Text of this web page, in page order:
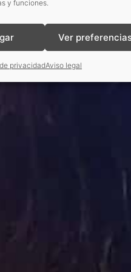
y funciones.
Ver
privacidadAviso legal